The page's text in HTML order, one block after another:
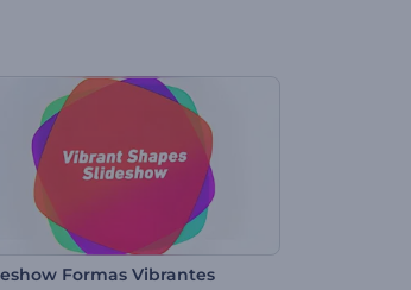
Formas Vibrantes